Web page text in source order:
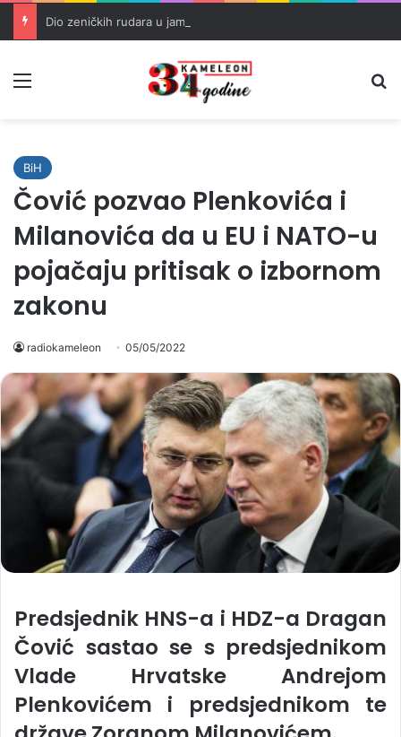
BiH
Čović pozvao Plenkovića i
Milanovića da u EU i NATO-u
pojačaju pritisak o izbornom
zakonu
radiokameleon 05/05/2022
Predsjednik HNS-a i HDZ-a Dragan
Čović sastao se s predsjednikom
Vlade Hrvatske Andrejom
Plenkovićem i predsjednikom te